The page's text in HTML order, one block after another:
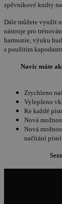
zpěvníkové knihy
Dále můžete využít
nástroje pro
harmonie, výuku
s použitím
Navíc máte
Zrychleno
Vylepšeno
Ke každé
Nová
Nová
načítání písní